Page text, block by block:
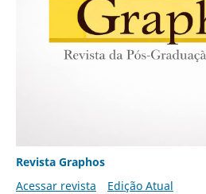
Revista Graphos
Acessar revista
Edição Atual